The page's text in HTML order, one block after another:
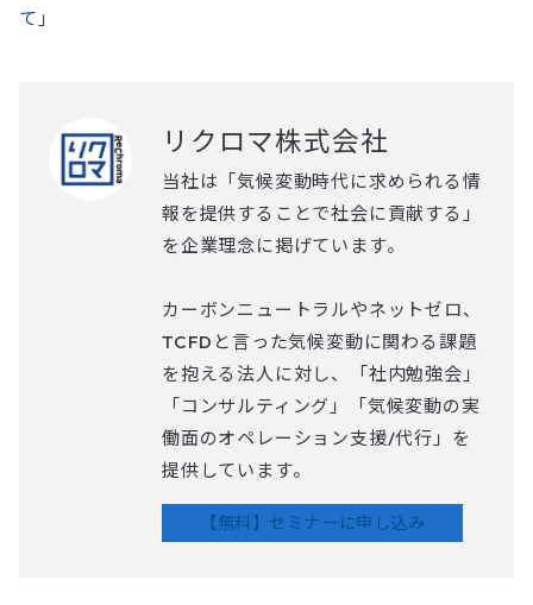
て 」
リクロマ株式会社
当社は「気候変動時代に求められる情
報を提供することで社会に貢献する」
を企業理念に掲げています。
カーボンニュートラルやネットゼロ、
TCFDと言った気候変動に関わる課題
を抱える法人に対し、「社内勉強会」
「コンサルティング」「気候変動の実
働面のオペレーション支援/代行」を
提供しています。
【無料】セミナーに申し込み